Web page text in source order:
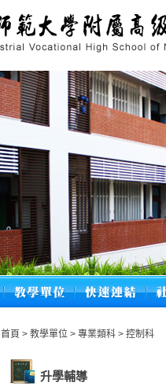
首頁 > 教學單位 > 專業類科 > 控制科
升學輔導